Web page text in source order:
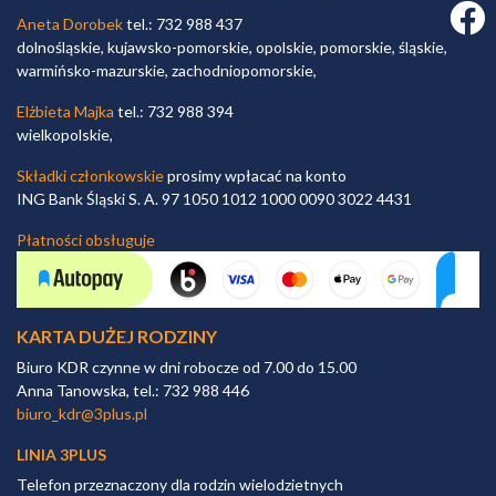
Aneta Dorobektel.: 732 988 437
dolnośląskie, kujawsko-pomorskie, opolskie, pomorskie, śląskie,
warmińsko-mazurskie, zachodniopomorskie,
Elżbieta Majka tel.: 732 988 394
wielkopolskie,
Składki członkowskieprosimy wpłacać na konto
ING Bank Śląski S. A. 97 1050 1012 1000 0090 3022 4431
Płatności obsługuje
KARTA DUŻEJ RODZINY
Biuro KDR czynne w dni robocze od 7.00 do 15.00
Anna Tanowska, tel.: 732 988 446
biuro_kdr@3plus.pl
LINIA 3PLUS
Telefon przeznaczony dla rodzin wielodzietnych